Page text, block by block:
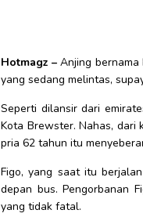
Hotmagz –Anjing bernama
yang sedang melintas,
Seperti dilansir dari
Kota Brewster. Nahas, dari
pria 62 tahun itu
Figo, yang saat itu
depan bus. Pengorbanan
yang tidak fatal.